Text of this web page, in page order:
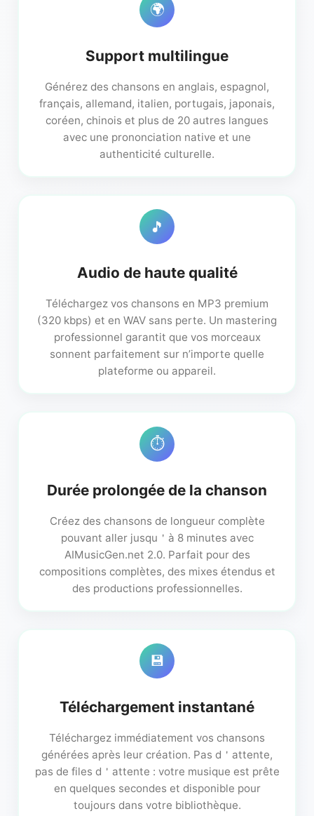
🌍
Support multilingue
Générez des chansons en anglais, espagnol,
français, allemand, italien, portugais, japonais,
coréen, chinois et plus de 20 autres langues
avec une prononciation native et une
authenticité culturelle.
🎵
Audio de haute qualité
Téléchargez vos chansons en MP3 premium
(320 kbps) et en WAV sans perte. Un mastering
professionnel garantit que vos morceaux
sonnent parfaitement sur n’importe quelle
plateforme ou appareil.
⏱️
Durée prolongée de la chanson
Créez des chansons de longueur complète
pouvant aller jusqu＇à 8 minutes avec
AIMusicGen.net 2.0. Parfait pour des
compositions complètes, des mixes étendus et
des productions professionnelles.
💾
Téléchargement instantané
Téléchargez immédiatement vos chansons
générées après leur création. Pas d＇attente,
pas de files d＇attente : votre musique est prête
en quelques secondes et disponible pour
toujours dans votre bibliothèque.